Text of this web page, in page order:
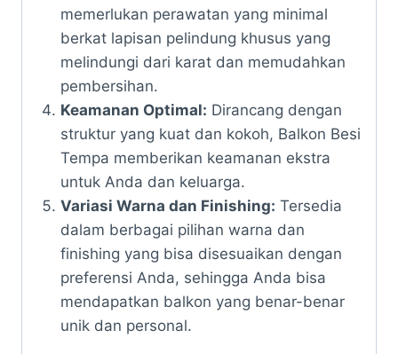
memerlukan perawatan yang minimal
berkat lapisan pelindung khusus yang
melindungi dari karat dan memudahkan
pembersihan.
Keamanan Optimal: Dirancang dengan
struktur yang kuat dan kokoh, Balkon Besi
Tempa memberikan keamanan ekstra
untuk Anda dan keluarga.
Variasi Warna dan Finishing: Tersedia
dalam berbagai pilihan warna dan
finishing yang bisa disesuaikan dengan
preferensi Anda, sehingga Anda bisa
mendapatkan balkon yang benar-benar
unik dan personal.